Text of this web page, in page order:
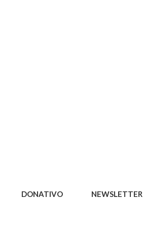
DONATIVO NEWSLETTER